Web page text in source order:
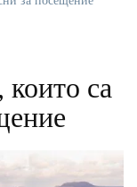
са